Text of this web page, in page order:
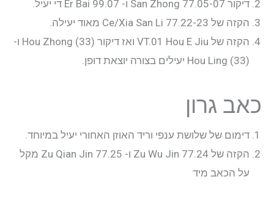
דיקור 77.05-07 San Zhong ו- 99.07 Er Bai די יעיל.
הקזה של 77.22-23 Ce/Xia San Li מאוד יעילה.
הקזה של VT.01 Hou E Jiu ואז דיקור Hou Zhong (33) ו-
Hou Ling (33) יעילים בצורה יוצאת דופן.
כאב גרון
דימום של שלושת ענפי וריד האוזן האחורי יעיל במיוחד.
הקזה של 77.24 Zu Wu Jin ו- 77.25 Zu Qian Jin מקל
על הכאב מיד